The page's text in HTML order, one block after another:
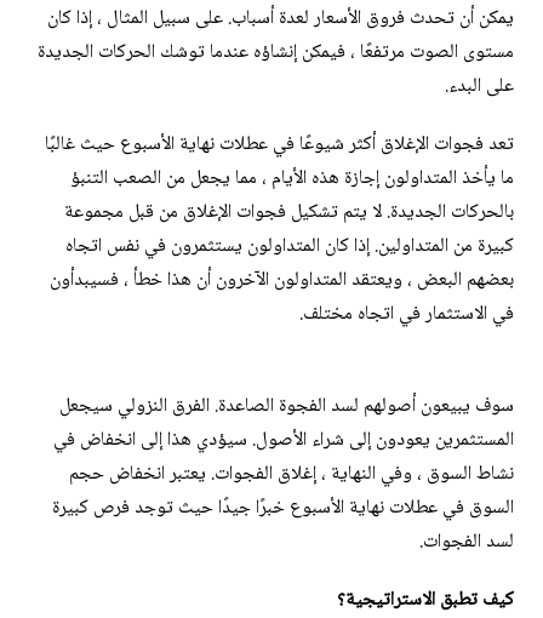
يمكن أن تحدث فروق الأسعار لعدة أسباب. على سبيل المثال ، إذا كان
مستوى الصوت مرتفعًا ، فيمكن إنشاؤه عندما توشك الحركات الجديدة
على البدء.
تعد فجوات الإغلاق أكثر شيوعًا في عطلات نهاية الأسبوع حيث غالبًا
ما يأخذ المتداولون إجازة هذه الأيام ، مما يجعل من الصعب التنبؤ
بالحركات الجديدة. لا يتم تشكيل فجوات الإغلاق من قبل مجموعة
كبيرة من المتداولين. إذا كان المتداولون يستثمرون في نفس اتجاه
بعضهم البعض ، ويعتقد المتداولون الآخرون أن هذا خطأ ، فسيبدأون
في الاستثمار في اتجاه مختلف.
سوف يبيعون أصولهم لسد الفجوة الصاعدة. الفرق النزولي سيجعل
المستثمرين يعودون إلى شراء الأصول. سيؤدي هذا إلى انخفاض في
نشاط السوق ، وفي النهاية ، إغلاق الفجوات. يعتبر انخفاض حجم
السوق في عطلات نهاية الأسبوع خبرًا جيدًا حيث توجد فرص كبيرة
لسد الفجوات.
كيف تطبق الاستراتيجية؟